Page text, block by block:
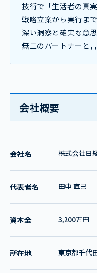
技術で「生活者の真
戦略立案から実行ま
深い洞察と確実な意
無二のパートナーと
会社概要
会社名 株式会社日
代表者名 田中 直巳
資本金 3,200万円
所在地 東京都千代